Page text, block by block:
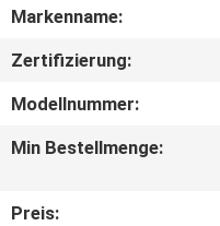
SHOW
ÜBER
Markenname:
Zertifizierung:
Modellnummer:
Min Bestellmenge:
Preis: